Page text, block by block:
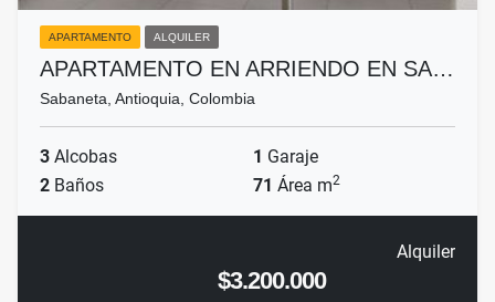
APARTAMENTO ALQUILER
APARTAMENTO EN ARRIENDO EN SA…
Sabaneta, Antioquia, Colombia
3 Alcobas 1 Garaje
2 Baños 71 Área m2
Alquiler
$3.200.000